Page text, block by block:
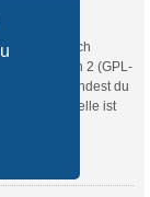
von
Version 2 (GPL-
Details findest du
Anlaufstelle ist